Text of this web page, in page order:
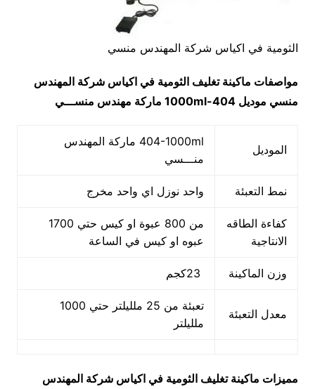
الثومية في اكياس شركة المهندس منسي
مواصفات ماكينة تغليف الثومية في اكياس شركة المهندس
منسي موديل 404-1000ml ماركة مهندس منســـي
الموديل
404-1000ml ماركة المهندس
منـــسي
نمط التعبئة واحد نوزل اي واحد مخرج
كفاءة الطاقه
الانتاجية
من 800 عبوة او كيس حتي 1700
عبوه او كيس في الساعة
وزن الماكينة
معدل التعبئة
تعبئة من 25 ملليلتر حتي 1000
ملليلتر
مميزات ماكينة تغليف الثومية في اكياس شركة المهندس